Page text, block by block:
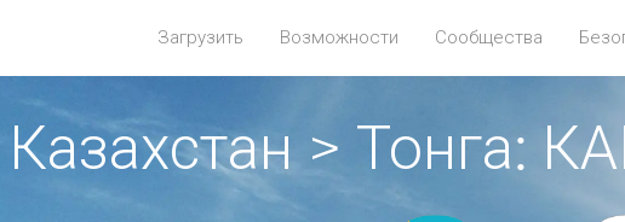
Загрузить Возможности Сообщества
Казахстан > Тонга: